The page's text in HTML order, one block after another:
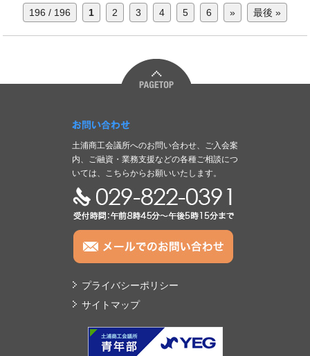
196 / 196 1 2 3 4 5 6 » 最後 »
お問い合わせ
土浦商工会議所へのお問い合わせ、ご入会案
内、ご融資・業務支援などの各種ご相談につ
いては、こちらからお願いいたします。
TEL:029-822-0391
プライバシーポリシー
サイトマップ